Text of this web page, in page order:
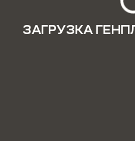
ЗАГРУЗКА